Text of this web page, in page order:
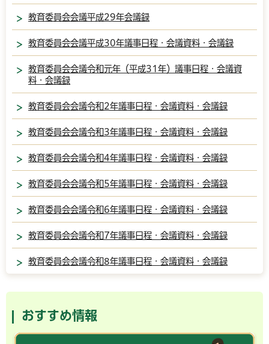
教育委員会会議平成29年会議録
教育委員会会議平成30年議事日程・会議資料・会議録
教育委員会会議令和元年（平成31年）議事日程・会議資
料・会議録
教育委員会会議令和2年議事日程・会議資料・会議録
教育委員会会議令和3年議事日程・会議資料・会議録
教育委員会会議令和4年議事日程・会議資料・会議録
教育委員会会議令和5年議事日程・会議資料・会議録
教育委員会会議令和6年議事日程・会議資料・会議録
教育委員会会議令和7年議事日程・会議資料・会議録
教育委員会会議令和8年議事日程・会議資料・会議録
おすすめ情報